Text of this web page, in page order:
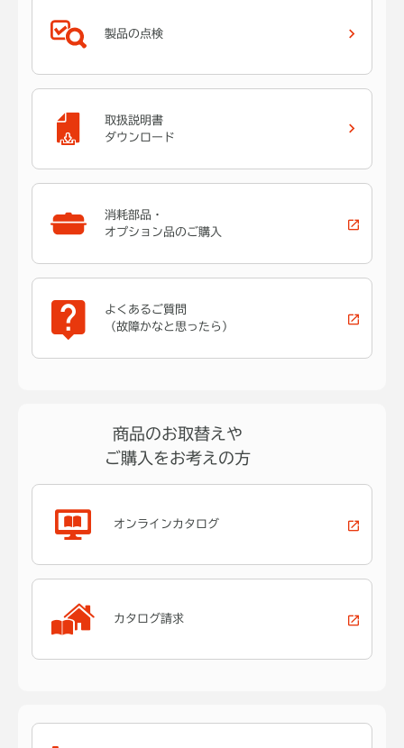
製品の点検
取扱説明書
ダウンロード
消耗部品・
オプション品のご購入
よくあるご質問
（故障かなと思ったら）
商品のお取替えや
ご購入をお考えの方
オンラインカタログ
カタログ請求